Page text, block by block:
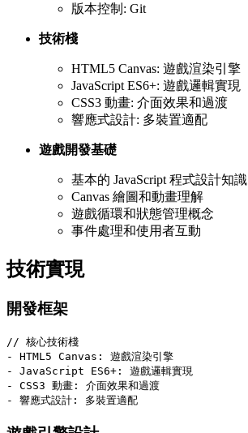
版本控制: Git
技術棧
HTML5 Canvas: 遊戲渲染引擎
JavaScript ES6+: 遊戲邏輯實現
CSS3 動畫: 介面效果和過渡
響應式設計: 多裝置適配
遊戲開發基礎
基本的 JavaScript 程式設計知識
Canvas 繪圖和動畫理解
遊戲循環和狀態管理概念
事件處理和使用者互動
技術實現
開發框架
// 核心技術棧
- HTML5 Canvas: 遊戲渲染引擎
- JavaScript ES6+: 遊戲邏輯實現
- CSS3 動畫: 介面效果和過渡